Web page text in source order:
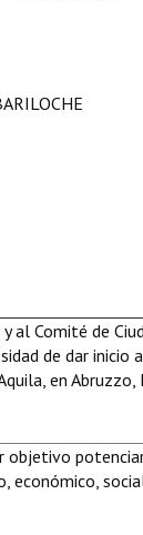
al Comité de
de dar inicio
, en Abruzzo,
objetivo
económico,